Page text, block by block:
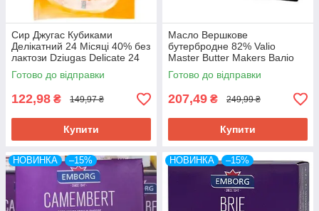
Сир Джугас Кубиками
Делікатний 24 Місяці 40% без
лактози Dziugas Delicate 24
Mounth 100 г Литва
Готово до відправки
122,98 ₴ 149,97 ₴
Купити
Масло Вершкове
бутербродне 82% Valio
Master Butter Makers Валіо
200 г Фінляндія
Готово до відправки
207,49 ₴ 249,99 ₴
Купити
НОВИНКА –15% НОВИНКА –15%